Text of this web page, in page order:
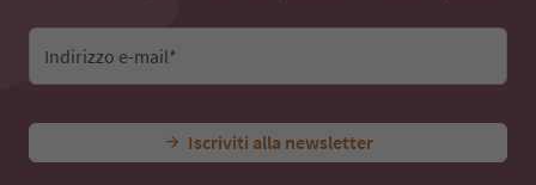
Indirizzo e-mail*
Iscriviti alla newsletter